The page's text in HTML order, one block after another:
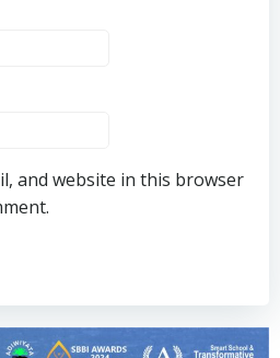
and website in this browser